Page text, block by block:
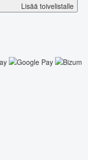
Lisää toivelistalle